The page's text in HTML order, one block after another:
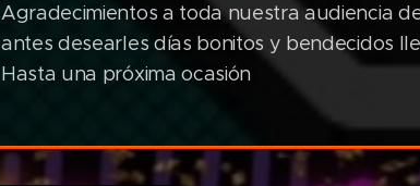
Agradecimientos a toda nuestra audiencia
antes desearles días bonitos y bendecidos
Hasta una próxima ocasión